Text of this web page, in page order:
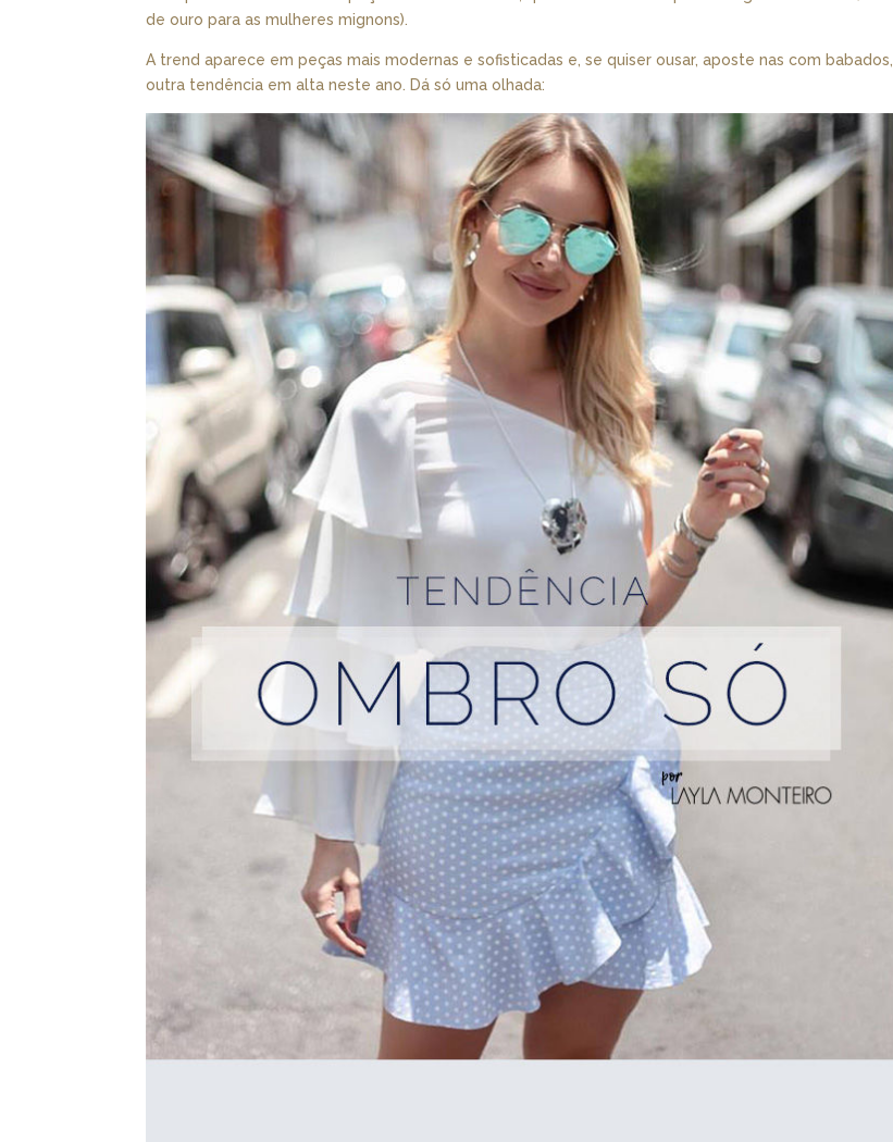
de ouro para as mulheres mignons).
A trend aparece em peças mais modernas e sofisticadas e, se quiser ousar, aposte nas com babados,
outra tendência em alta neste ano. Dá só uma olhada: